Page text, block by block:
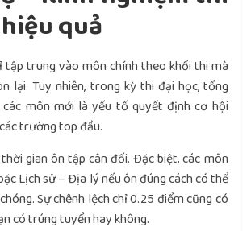
quả
tập trung vào môn chính theo khối thi mà
lại. Tuy nhiên, trong kỳ thi đại học, tổng
môn mới là yếu tố quyết định cơ hội
trường top đầu.
gian ôn tập cân đối. Đặc biệt, các môn
Lịch sử – Địa lý nếu ôn đúng cách có thể
Sự chênh lệch chỉ 0.25 điểm cũng có
có trúng tuyển hay không.